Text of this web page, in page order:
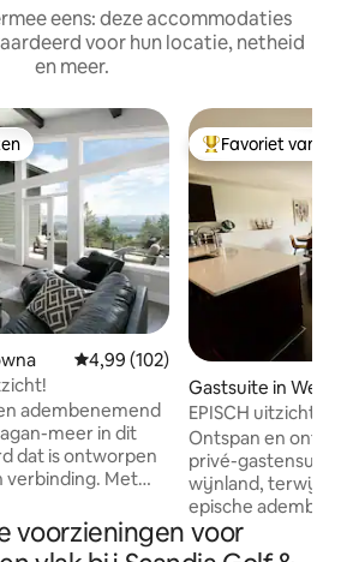
eens: deze accommodaties
voor hun locatie, netheid
en meer.
Gemiddelde beoordeling van
4,99 (102)
adembenemend
meer in dit
dat is ontworpen
verbinding. Met
een hottub en
samen rond de
Topfavoriet van
Favoriet van
Gastsuite in West
EPISCH uitzicht, mooi
Airbnb.
Ontspan en
privé-
wijnland, terwijl
epische
Lake Okanagan,
en het centrum
voorzieningen voor